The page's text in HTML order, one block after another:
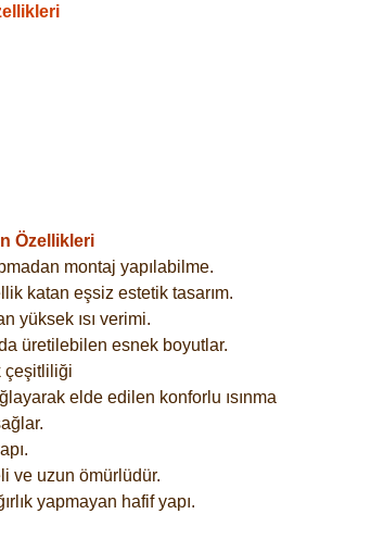
Özellikleri
montaj yapılabilme.
katan eşsiz estetik tasarım.
yüksek ısı verimi.
üretilebilen esnek boyutlar.
çeşitliliği
elde edilen konforlu ısınma
ve uzun ömürlüdür.
yapmayan hafif yapı.